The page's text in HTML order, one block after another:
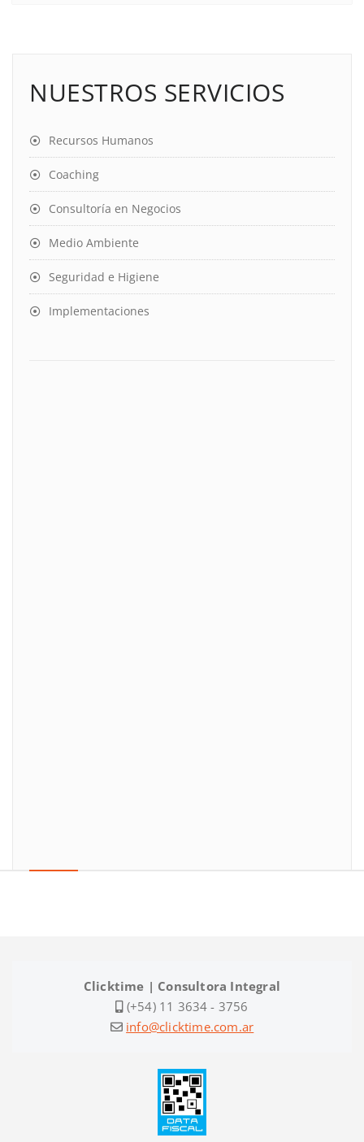
NUESTROS SERVICIOS
Recursos Humanos
Coaching
Consultoría en Negocios
Medio Ambiente
Seguridad e Higiene
Implementaciones
Clicktime | Consultora Integral
(+54) 11 3634 - 3756
info@clicktime.com.ar